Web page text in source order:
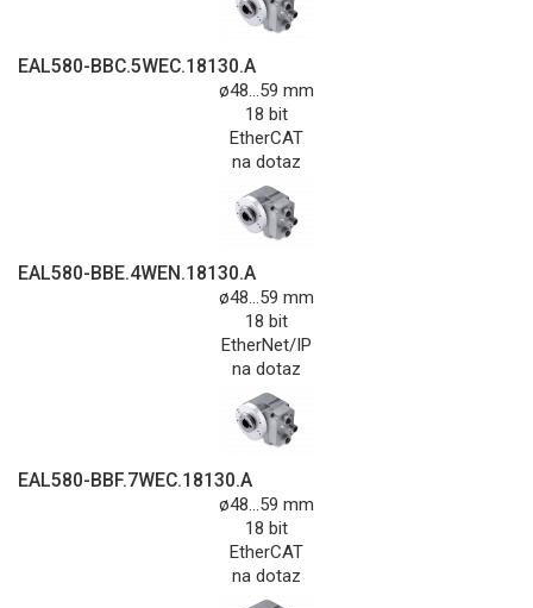
EAL580-BBC.5WEC.18130.A
ø48...59 mm
18 bit
EtherCAT
na dotaz
EAL580-BBE.4WEN.18130.A
ø48...59 mm
18 bit
EtherNet/IP
na dotaz
EAL580-BBF.7WEC.18130.A
ø48...59 mm
18 bit
EtherCAT
na dotaz